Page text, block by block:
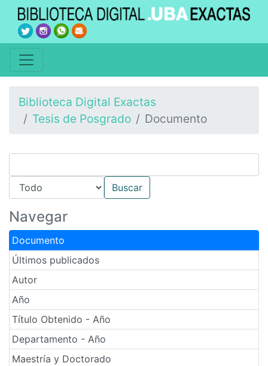
Biblioteca Digital Exactas
Tesis de Posgrado
Documento
Navegar
Documento
Últimos publicados
Autor
Año
Título Obtenido - Año
Departamento - Año
Maestría y Doctorado